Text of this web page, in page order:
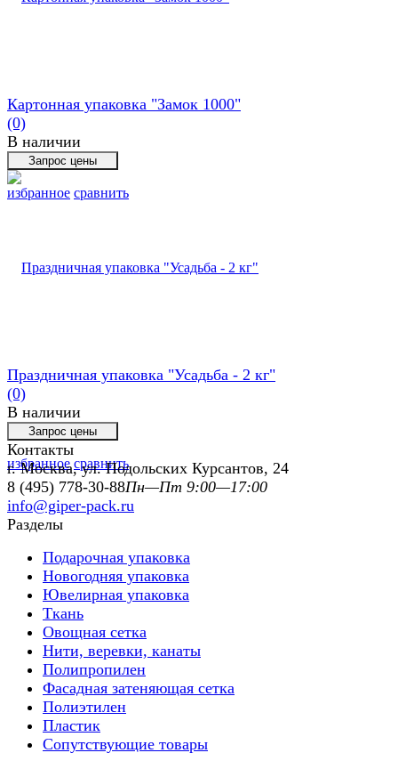
избранное сравнить
Картонная упаковка "Замок 1000"
(0)
В наличии
избранное сравнить
Праздничная упаковка "Усадьба - 2 кг"
(0)
В наличии
Контакты
г. Москва, ул. Подольских Курсантов, 24
8 (495) 778-30-88Пн—Пт 9:00—17:00
info@giper-pack.ru
Разделы
Подарочная упаковка
Новогодняя упаковка
Ювелирная упаковка
Ткань
Овощная сетка
Нити, веревки, канаты
Полипропилен
Фасадная затеняющая сетка
Полиэтилен
Пластик
Сопутствующие товары